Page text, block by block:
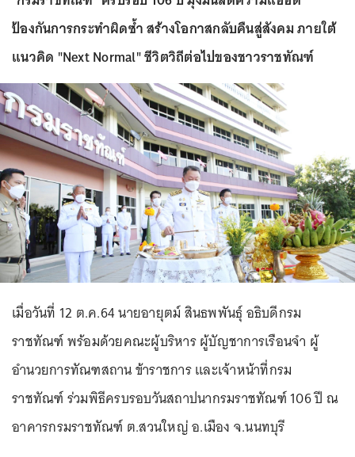
ป้องกันการกระทำผิดซ้ำ สร้างโอกาสกลับคืนสู่สังคม ภายใต้
แนวคิด "Next Normal" ชีวิตวิถีต่อไปของชาวราชทัณฑ์
เมื่อวันที่ 12 ต.ค.64 นายอายุตม์ สินธพพันธุ์ อธิบดีกรม
ราชทัณฑ์ พร้อมด้วยคณะผู้บริหาร ผู้บัญชาการเรือนจำ ผู้
อำนวยการทัณฑสถาน ข้าราชการ และเจ้าหน้าที่กรม
ราชทัณฑ์ ร่วมพิธีครบรอบวันสถาปนากรมราชทัณฑ์ 106 ปี ณ
อาคารกรมราชทัณฑ์ ต.สวนใหญ่ อ.เมือง จ.นนทบุรี